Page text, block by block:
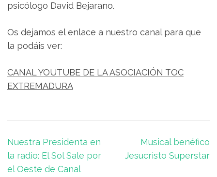
psicólogo David Bejarano.
Os dejamos el enlace a nuestro canal para que
la podáis ver:
CANAL YOUTUBE DE LA ASOCIACIÓN TOC
EXTREMADURA
Navegación
de
entradas
Nuestra Presidenta en
la radio: El Sol Sale por
el Oeste de Canal
Musical benéfico
Jesucristo Superstar